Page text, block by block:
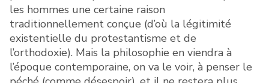
les hommes une certaine raison
traditionnellement conçue (d’où la légitimité
existentielle du protestantisme et de
l’orthodoxie). Mais la philosophie en viendra à
l’époque contemporaine, on va le voir, à penser le